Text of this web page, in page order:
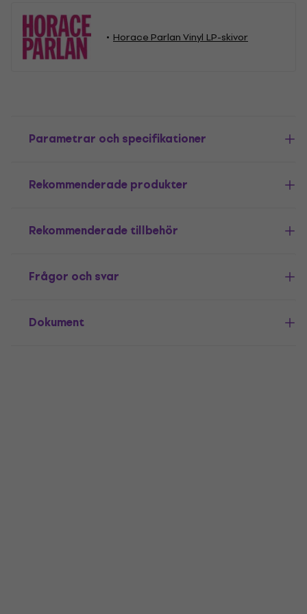
Horace Parlan Vinyl LP-skivor
Parametrar och specifikationer
Rekommenderade produkter
Rekommenderade tillbehör
Frågor och svar
Dokument